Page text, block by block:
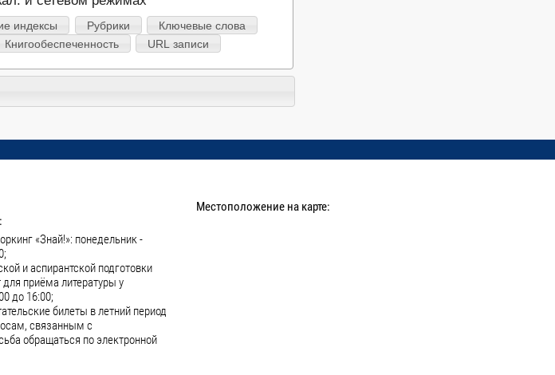
индексы Рубрики
Ключевые слова
Книгообеспеченность URL записи
«Знай!»: понедельник -
и аспирантской подготовки
приёма литературы у
до 16:00;
билеты в летний период
связанным с
обращаться по электронной
Местоположение на карте: